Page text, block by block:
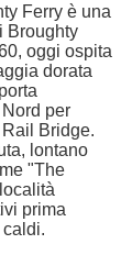
Ferry è una
Broughty
oggi ospita
dorata
per
Bridge.
lontano
"The
prima